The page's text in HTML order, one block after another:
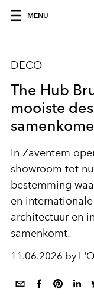
MENU
DECO
The Hub
mooiste
In Zaventem
showroom tot
bestemming
en
architectuur en
samenkomt.
11.06.2026 by